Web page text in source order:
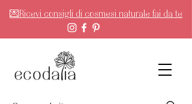
💌Ricevi consigli di cosmesi naturale fai da te